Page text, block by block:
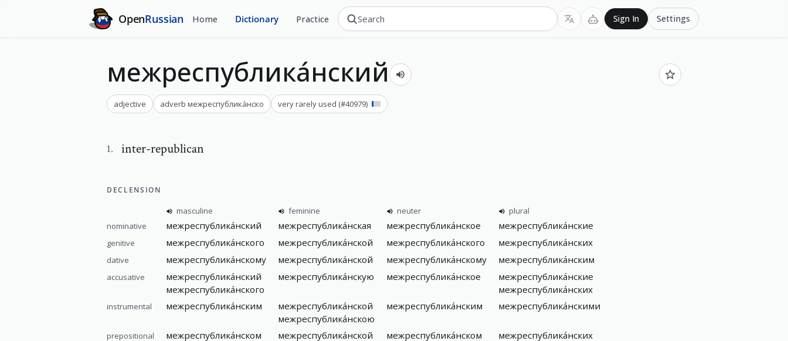
OpenRussian Home Dictionary Practice Sign In Settings
межреспублика́нский
adjective adverb межреспублика́нско very rarely used (#40979)
1. inter-republican
DECLENSION
masculine feminine neuter
plural
nominative
межреспублика́нский межреспублика́нская межреспублика́нское межреспублика́нские
genitive межреспублика́нского межреспублика́нской межреспублика́нского межреспублика́нских
dative межреспублика́нскому межреспублика́нской межреспублика́нскому межреспублика́нским
accusative
межреспублика́нский
межреспублика́нского
межреспублика́нскую межреспублика́нское
межреспублика́нские
межреспублика́нских
instrumental межреспублика́нским
межреспублика́нской
межреспублика́нскою
межреспублика́нским межреспублика́нскими
prepositional межреспублика́нском межреспублика́нской межреспублика́нском межреспублика́нских